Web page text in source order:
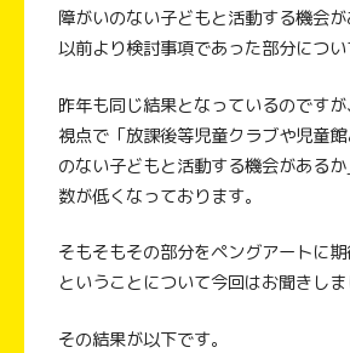
障がいのない子どもと活動する機会が
以前より検討事項であった部分につい
昨年も同じ結果となっているのです
視点で「放課後等児童クラブや児童
のない子どもと活動する機会がある
数が低くなっております。
そもそもその部分をペングアートに
ということについて今回はお聞きしま
その結果が以下です。